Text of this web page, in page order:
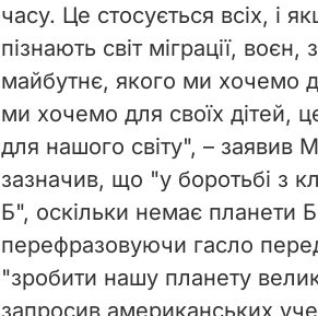
часу. Це стосується всіх, і
пізнають світ міграції,
майбутнє, якого ми хочемо
ми хочемо для своїх дітей,
для нашого світу", – заявив
зазначив, що "у боротьбі з
Б", оскільки немає планети
перефразовуючи гасло
"зробити нашу планету
запросив американських